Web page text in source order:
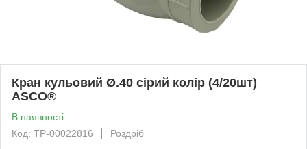
Кран кульовий Ø.40 сірий колір (4/20шт)
ASCO®
В наявності
Код: ТР-00022816
Роздріб